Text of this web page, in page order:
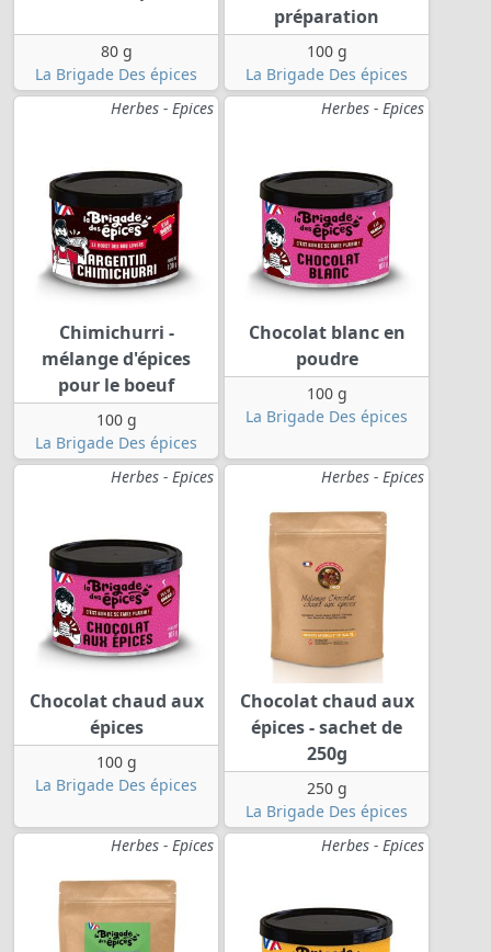
80 g
La Brigade Des épices
préparation
100 g
La Brigade Des épices
Herbes - Epices
Chimichurri -
mélange d'épices
pour le boeuf
100 g
La Brigade Des épices
Herbes - Epices
Chocolat blanc en
poudre
100 g
La Brigade Des épices
Herbes - Epices
Chocolat chaud aux
épices
100 g
La Brigade Des épices
Herbes - Epices
Chocolat chaud aux
épices - sachet de
250g
250 g
La Brigade Des épices
Herbes - Epices
Herbes - Epices